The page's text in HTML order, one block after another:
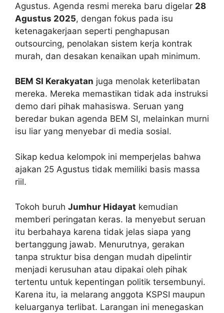
Agustus. Agenda resmi mereka baru digelar 28
Agustus 2025, dengan fokus pada isu
ketenagakerjaan seperti penghapusan
outsourcing, penolakan sistem kerja kontrak
murah, dan desakan kenaikan upah minimum.
BEM SI Kerakyatan juga menolak keterlibatan
mereka. Mereka memastikan tidak ada instruksi
demo dari pihak mahasiswa. Seruan yang
beredar bukan agenda BEM SI, melainkan murni
isu liar yang menyebar di media sosial.
Sikap kedua kelompok ini memperjelas bahwa
ajakan 25 Agustus tidak memiliki basis massa
riil.
Tokoh buruh Jumhur Hidayat kemudian
memberi peringatan keras. Ia menyebut seruan
itu berbahaya karena tidak jelas siapa yang
bertanggung jawab. Menurutnya, gerakan
tanpa struktur bisa dengan mudah dipelintir
menjadi kerusuhan atau dipakai oleh pihak
tertentu untuk kepentingan politik tersembunyi.
Karena itu, ia melarang anggota KSPSI maupun
keluarganya terlibat. Larangan ini menegaskan